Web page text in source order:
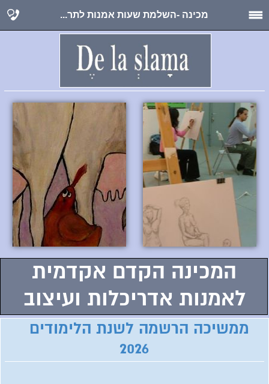
מכינה -השלמת שעות אמנות לתר...
המכינה הקדם אקדמית
לאמנות אדריכלות ועיצוב
ממשיכה הרשמה לשנת הלימודים
2026